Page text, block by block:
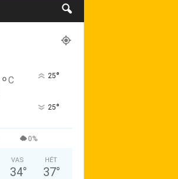
°C 25°
25°
0%
VAS
34°
HÉT
37°